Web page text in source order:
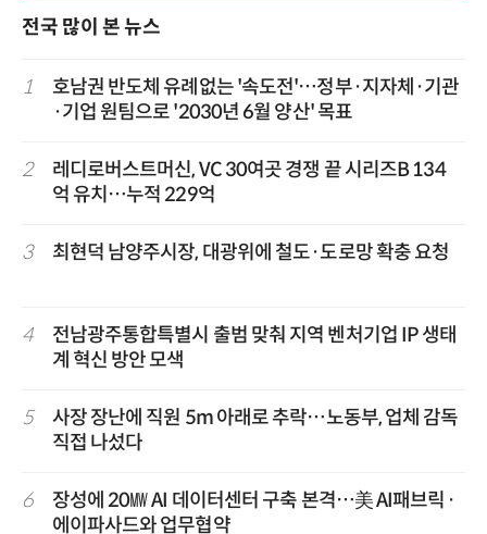
전국 많이 본 뉴스
1
호남권 반도체 유례없는 '속도전'…정부·지자체·기관
·기업 원팀으로 '2030년 6월 양산' 목표
2
레디로버스트머신, VC 30여곳 경쟁 끝 시리즈B 134
억 유치…누적 229억
3 최현덕 남양주시장, 대광위에 철도·도로망 확충 요청
4
전남광주통합특별시 출범 맞춰 지역 벤처기업 IP 생태
계 혁신 방안 모색
5
사장 장난에 직원 5m 아래로 추락…노동부, 업체 감독
직접 나섰다
6
장성에 20㎿ AI 데이터센터 구축 본격…美 AI패브릭·
에이파사드와 업무협약